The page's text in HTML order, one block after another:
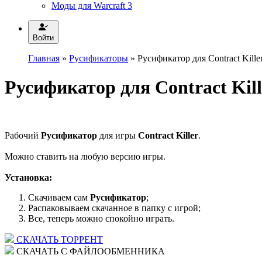
Моды для Warcraft 3
Войти
Главная » Русификаторы » Русификатор для Contract
Русификатор для Contract
Рабочий Русификатор для игры Contract Killer.
Можно ставить на любую версию игры.
Установка:
Скачиваем сам Русификатор;
Распаковываем скачанное в папку с игрой;
Все, теперь можно спокойно играть.
СКАЧАТЬ ТОРРЕНТ
СКАЧАТЬ С ФАЙЛООБМЕННИКА